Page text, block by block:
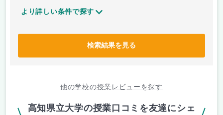
より詳しい条件で探す
検索結果を見る
他の学校の授業レビューを探す
高知県立大学の授業口コミを友達にシェ